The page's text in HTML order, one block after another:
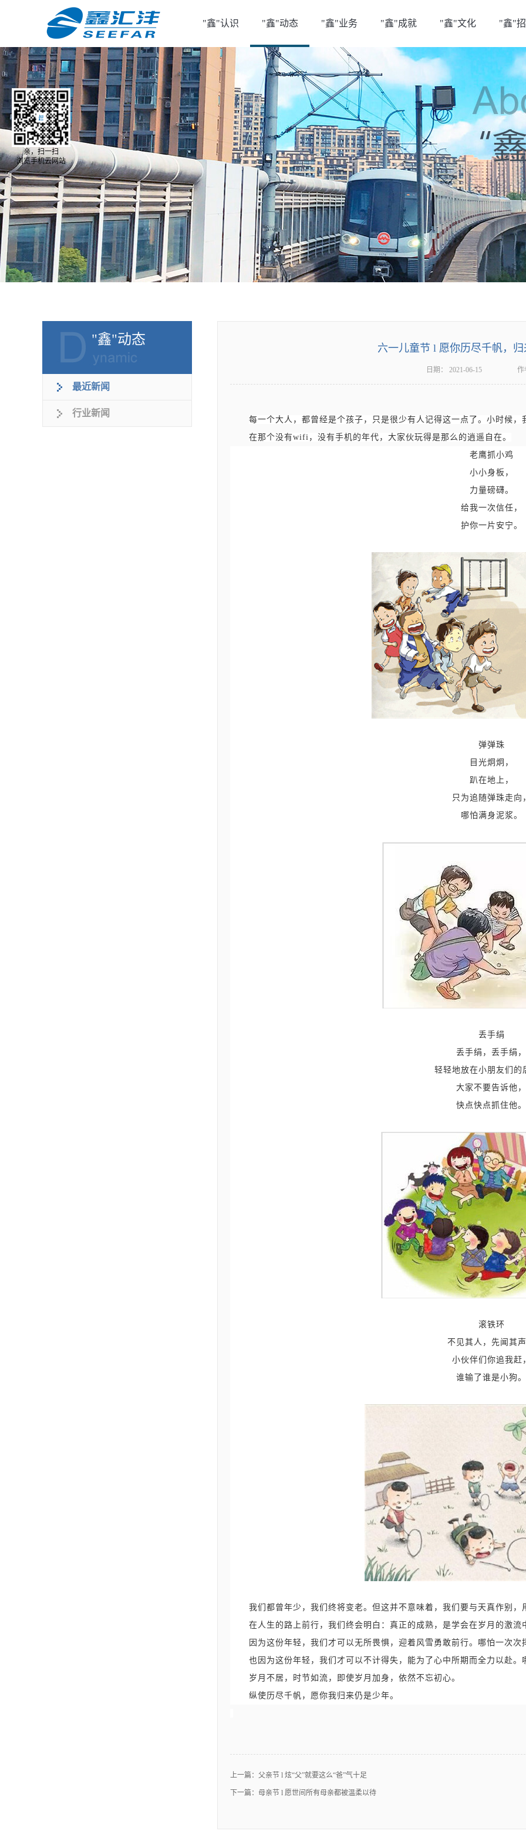
"鑫"认识 "鑫"动态 "鑫"业务 "鑫"成就 "鑫"文化 "鑫"
"鑫"动态
最近新闻
行业新闻
六一儿童节 l 愿你历尽千帆，
日期： 2021-06-15 作
每一个大人，都曾经是个孩子，只是很少有人记得这一点了。小时候
在那个没有wifi ， 没有手机的年代 ， 大家伙玩得是那么的逍遥自在。
老鹰抓小鸡
小小身板 ，
力量磅礴。
给我一次信任 ，
护你一片安宁。
弹弹珠
目光炯炯，
趴在地上 ，
只为追随弹珠走向
哪怕满身泥浆。
丢手绢
丢手绢 ， 丢手绢 ，
轻轻地放在小朋友们的
大家不要告诉他 ，
快点快点抓住他。
滚铁环
不见其人 ， 先闻其声
小伙伴们你追我赶
谁输了谁是小狗。
我们都曾年少，我们终将变老。但这并不意味着，我们要与天真作别
在人生的路上前行，我们终会明白：真正的成熟，是学会在岁月的激流
因为这份年轻，我们才可以无所畏惧，迎着风雪勇敢前行。哪怕一次
也因为这份年轻，我们才可以不计得失，能为了心中所期而全力以赴
岁月不居，时节如流，
即使岁月加身，依然不忘初心。
纵使历尽千帆，愿你我归来仍是少年。
上一篇： 父亲节 l 炫“父”就要这么“爸”气十足
下一篇： 母亲节 l 愿世间所有母亲都被温柔以待
亲，扫一扫
浏览手机云网站